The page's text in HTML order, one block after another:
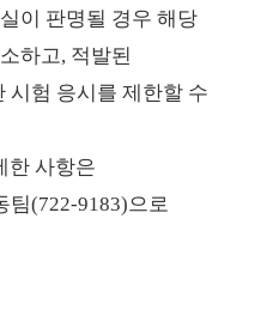
이 판명될 경우 해당
하고, 적발된
시험 응시를 제한할 수
한 사항은
팀(722-9183)으로